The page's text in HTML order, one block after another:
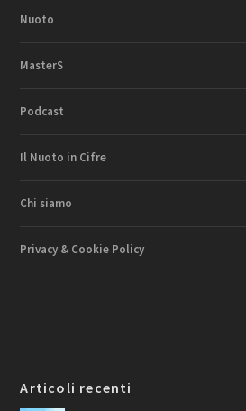
Nuoto
MasterS
Podcast
Il Nuoto in Cifre
Chi siamo
Privacy & Cookie Policy
Articoli recenti